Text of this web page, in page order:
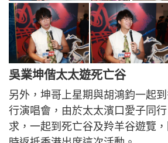
吳業坤偕太太遊死亡谷
另外，坤哥上星期與胡鴻鈞一起
行演唱會，由於太太濱口愛子同
求，一起到死亡谷及羚羊谷遊覽